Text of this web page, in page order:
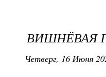
ВИШНЁВАЯ
Четверг, 16 Июня